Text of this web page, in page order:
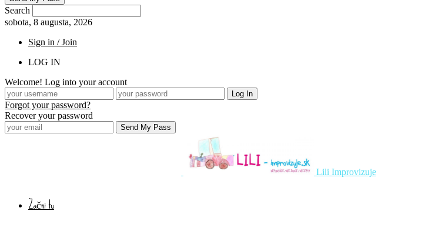
Search
sobota, 8 augusta, 2026
Sign in / Join
LOG IN
Welcome! Log into your account
Forgot your password?
Recover your password
Lili Improvizuje
Začni tu